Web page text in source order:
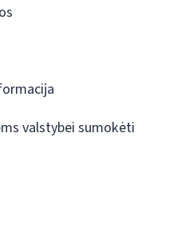
valstybei sumokėti